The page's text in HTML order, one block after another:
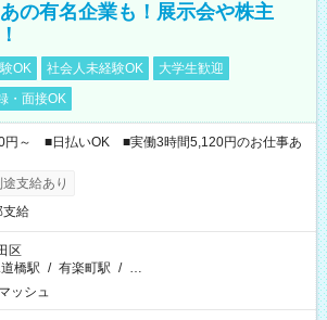
の有名企業も！展示会や株主
OK 社会人未経験OK
大学生歓迎
・面接OK
円～ ■日払いOK ■実働3時間5,120円のお仕事あ
支給あり
支給
区
橋駅 / 有楽町駅 / …
ッシュ